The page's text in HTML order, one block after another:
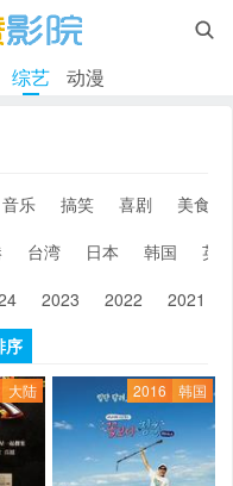

综艺 动漫
音乐 搞笑 喜剧
美食
台湾 日本 韩国
英
2023 2022 2021
序
大陆 2016 韩国